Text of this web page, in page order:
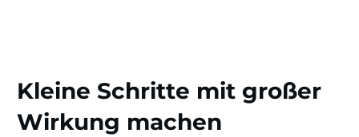
Kleine Schritte mit großer
Wirkung machen